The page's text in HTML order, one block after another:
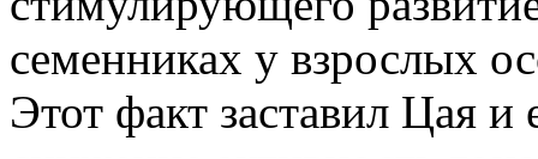
семенниках у взрослых
Этот факт заставил Цая и